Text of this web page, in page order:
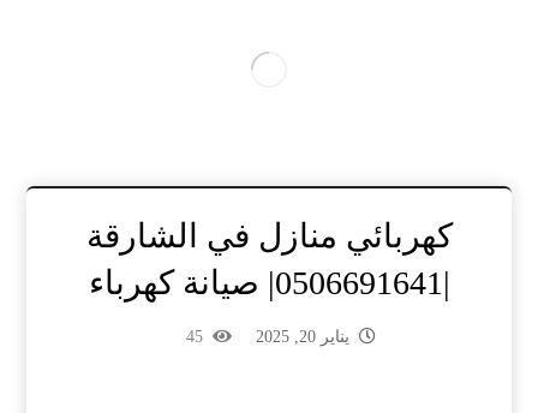
كهربائي منازل في الشارقة
|0506691641| صيانة كهرباء
يناير 20, 2025 45